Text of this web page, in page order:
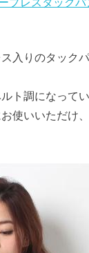
入りのタック
ト調になってい
使いいただけ